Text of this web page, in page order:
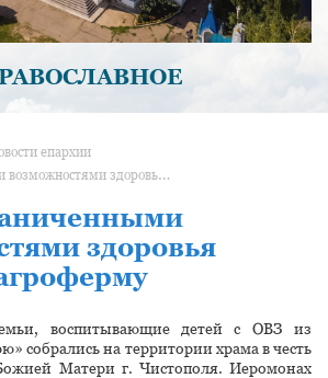
епархии
здоровья посетили агроферму
здоровья
воспитывающие детей с ОВЗ из
собрались на территории храма в честь
Матери г. Чистополя. Иеромонах